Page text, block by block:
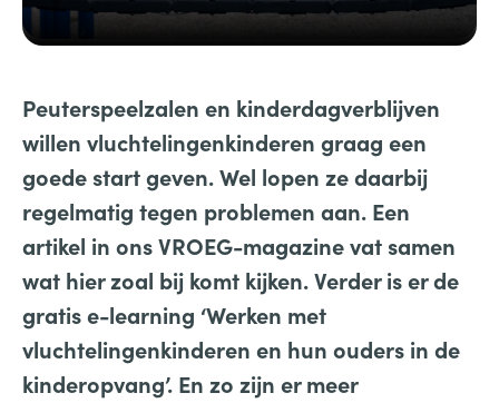
Peuterspeelzalen en kinderdagverblijven
willen vluchtelingenkinderen graag een
goede start geven. Wel lopen ze daarbij
regelmatig tegen problemen aan. Een
artikel in ons VROEG-magazine vat samen
wat hier zoal bij komt kijken. Verder is er de
gratis e-learning ‘Werken met
vluchtelingenkinderen en hun ouders in de
kinderopvang’. En zo zijn er meer